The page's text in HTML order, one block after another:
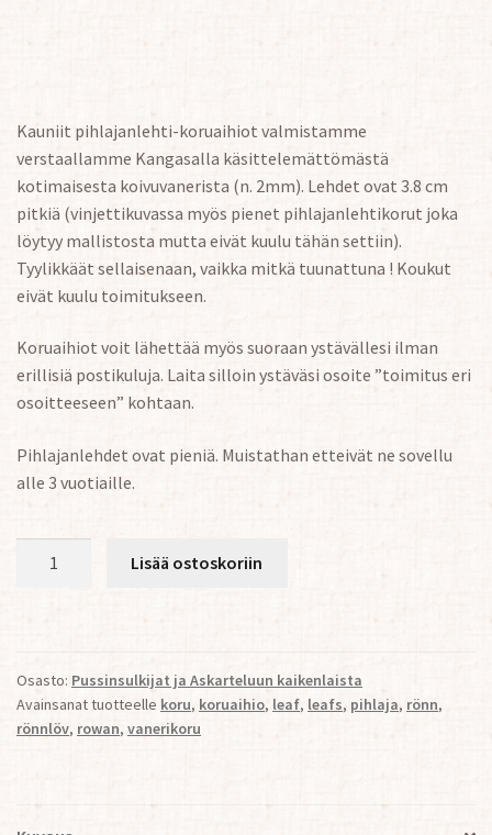
Kauniit pihlajanlehti-koruaihiot valmistamme
verstaallamme Kangasalla käsittelemättömästä
kotimaisesta koivuvanerista (n. 2mm). Lehdet ovat 3.8 cm
pitkiä (vinjettikuvassa myös pienet pihlajanlehtikorut joka
löytyy mallistosta mutta eivät kuulu tähän settiin).
Tyylikkäät sellaisenaan, vaikka mitkä tuunattuna ! Koukut
eivät kuulu toimitukseen.
Koruaihiot voit lähettää myös suoraan ystävällesi ilman
erillisiä postikuluja. Laita silloin ystäväsi osoite ”toimitus eri
osoitteeseen” kohtaan.
Pihlajanlehdet ovat pieniä. Muistathan etteivät ne sovellu
alle 3 vuotiaille.
2mm,
pari)
määrä
Lisää ostoskoriin
Osasto: Pussinsulkijat ja Askarteluun kaikenlaista
Avainsanat tuotteelle koru, koruaihio, leaf, leafs, pihlaja, rönn,
rönnlöv, rowan, vanerikoru